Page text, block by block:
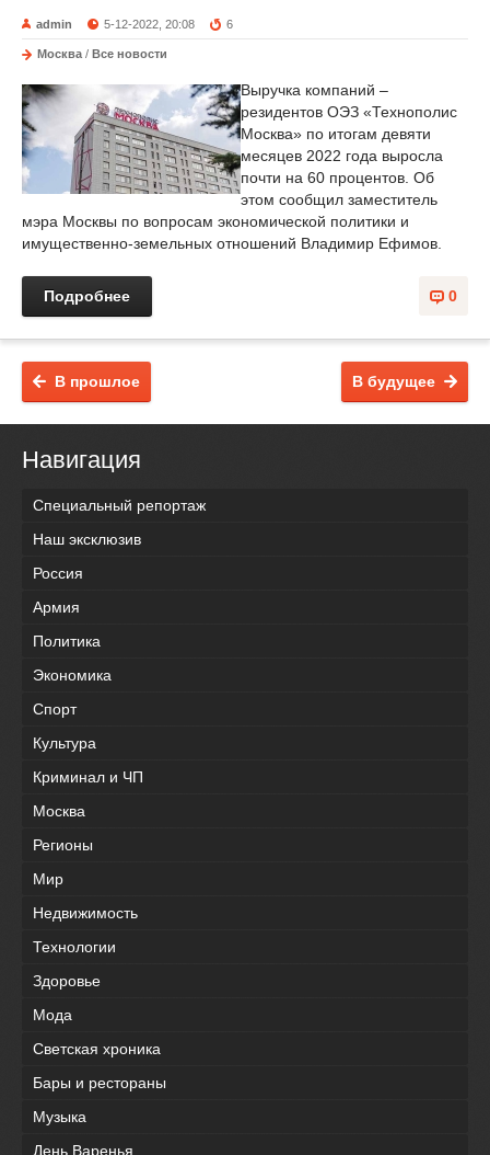
admin 5-12-2022, 20:08 6
Москва / Все новости
Выручка компаний –
резидентов ОЭЗ «Технополис
Москва» по итогам девяти
месяцев 2022 года выросла
почти на 60 процентов. Об
этом сообщил заместитель
мэра Москвы по вопросам экономической политики и
имущественно-земельных отношений Владимир Ефимов.
0
Подробнее
В будущее
В прошлое
Навигация
Специальный репортаж
Наш эксклюзив
Россия
Армия
Политика
Экономика
Спорт
Культура
Криминал и ЧП
Москва
Регионы
Мир
Недвижимость
Технологии
Здоровье
Мода
Светская хроника
Бары и рестораны
Музыка
День Варенья